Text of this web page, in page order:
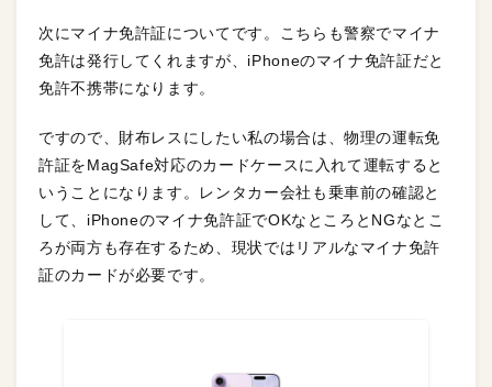
次にマイナ免許証についてです。こちらも警察でマイナ
免許は発行してくれますが、iPhoneのマイナ免許証だと
免許不携帯になります。
ですので、財布レスにしたい私の場合は、物理の運転免
許証をMagSafe対応のカードケースに入れて運転すると
いうことになります。レンタカー会社も乗車前の確認と
して、iPhoneのマイナ免許証でOKなところとNGなとこ
ろが両方も存在するため、現状ではリアルなマイナ免許
証のカードが必要です。